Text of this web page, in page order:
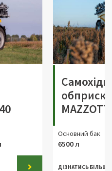
Основний бак
6500 л
ДІЗНАТИСЬ БІЛЬШЕ